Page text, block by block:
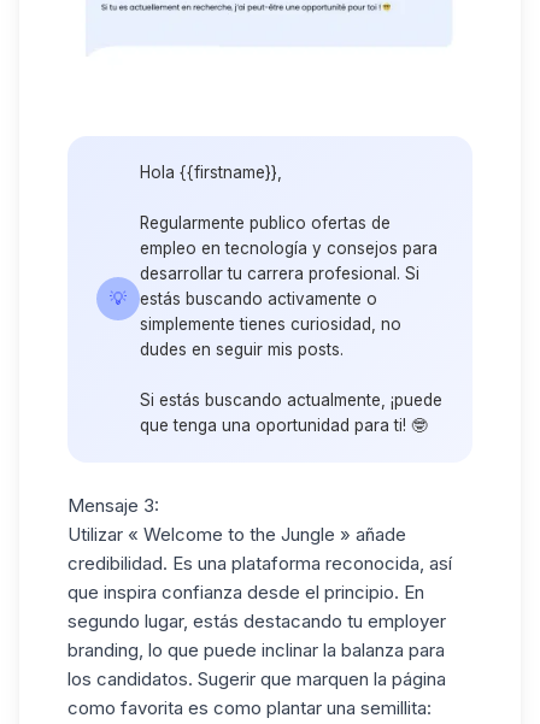
💡
Hola {{firstname}},
Regularmente publico ofertas de
empleo en tecnología y consejos para
desarrollar tu carrera profesional. Si
estás buscando activamente o
simplemente tienes curiosidad, no
dudes en seguir mis posts.
Si estás buscando actualmente, ¡puede
que tenga una oportunidad para ti! 🤓
Mensaje 3:
Utilizar « Welcome to the Jungle » añade
credibilidad. Es una plataforma reconocida, así
que inspira confianza desde el principio. En
segundo lugar, estás destacando tu employer
branding, lo que puede inclinar la balanza para
los candidatos. Sugerir que marquen la página
como favorita es como plantar una semillita: